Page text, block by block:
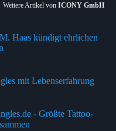
Weitere Artikel von ICONY GmbH
Haas kündigt ehrlichen
mit Lebenserfahrung
- Größte Tattoo-